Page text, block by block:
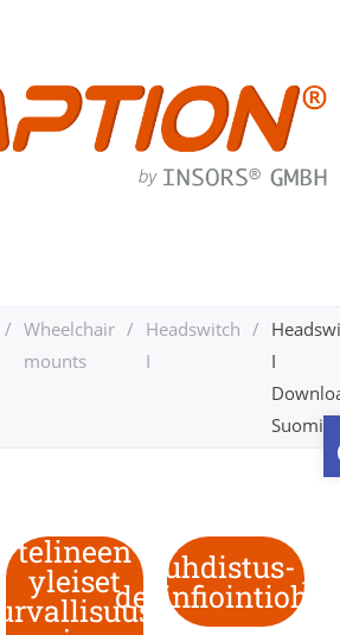
/ Wheelchair
mounts
/ Headswitch
I
/
I
Suomi
telineen
yleiset
turvallisuus-
Puhdistus- ja